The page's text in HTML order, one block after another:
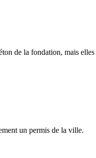
de la fondation, mais elles
un permis de la ville.